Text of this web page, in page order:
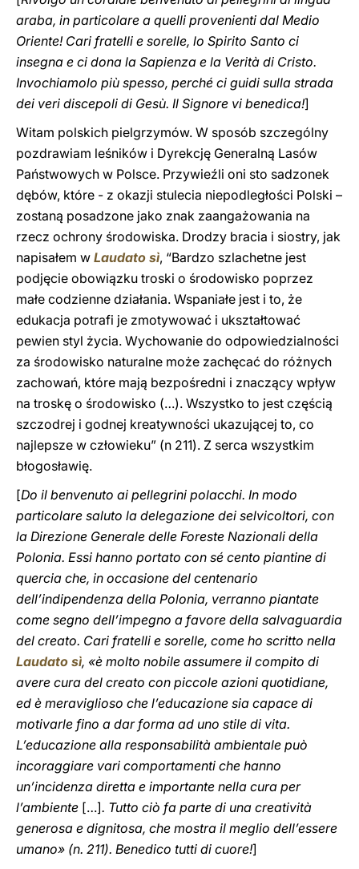
araba, in particolare a quelli provenienti dal Medio
Oriente! Cari fratelli e sorelle, lo Spirito Santo ci
insegna e ci dona la Sapienza e la Verità di Cristo.
Invochiamolo più spesso, perché ci guidi sulla strada
dei veri discepoli di Gesù. Il Signore vi benedica!]
Witam polskich pielgrzymów. W sposób szczególny
pozdrawiam leśników i Dyrekcję Generalną Lasów
Państwowych w Polsce. Przywieźli oni sto sadzonek
dębów, które - z okazji stulecia niepodległości Polski –
zostaną posadzone jako znak zaangażowania na
rzecz ochrony środowiska. Drodzy bracia i siostry, jak
napisałem w Laudato sì, “Bardzo szlachetne jest
podjęcie obowiązku troski o środowisko poprzez
małe codzienne działania. Wspaniałe jest i to, że
edukacja potrafi je zmotywować i ukształtować
pewien styl życia. Wychowanie do odpowiedzialności
za środowisko naturalne może zachęcać do różnych
zachowań, które mają bezpośredni i znaczący wpływ
na troskę o środowisko (…). Wszystko to jest częścią
szczodrej i godnej kreatywności ukazującej to, co
najlepsze w człowieku” (n 211). Z serca wszystkim
błogosławię.
[Do il benvenuto ai pellegrini polacchi. In modo
particolare saluto la delegazione dei selvicoltori, con
la Direzione Generale delle Foreste Nazionali della
Polonia. Essi hanno portato con sé cento piantine di
quercia che, in occasione del centenario
dell’indipendenza della Polonia, verranno piantate
come segno dell’impegno a favore della salvaguardia
del creato. Cari fratelli e sorelle, come ho scritto nella
Laudato sì, «è molto nobile assumere il compito di
avere cura del creato con piccole azioni quotidiane,
ed è meraviglioso che l’educazione sia capace di
motivarle fino a dar forma ad uno stile di vita.
L’educazione alla responsabilità ambientale può
incoraggiare vari comportamenti che hanno
un’incidenza diretta e importante nella cura per
l’ambiente […]. Tutto ciò fa parte di una creatività
generosa e dignitosa, che mostra il meglio dell’essere
umano» (n. 211). Benedico tutti di cuore!]